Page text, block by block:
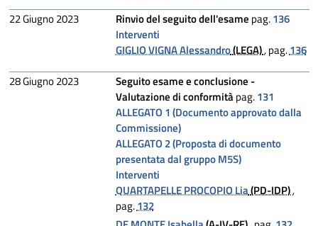
22 Giugno 2023
Rinvio del seguito dell'esame pag.136
Interventi
GIGLIO VIGNA Alessandro(LEGA),pag.136
28 Giugno 2023
Seguito esame e conclusione -
Valutazione di conformitàpag.131
ALLEGATO 1 (Documento approvato dalla
Commissione)
ALLEGATO 2 (Proposta di documento
presentata dal gruppo M5S)
Interventi
QUARTAPELLE PROCOPIO Lia(PD-IDP),
pag.132